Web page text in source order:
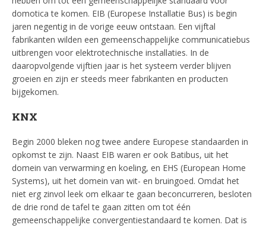
domotica te komen. EIB (Europese Installatie Bus) is begin
jaren negentig in de vorige eeuw ontstaan. Een vijftal
fabrikanten wilden een gemeenschappelijke communicatiebus
uitbrengen voor elektrotechnische installaties. In de
daaropvolgende vijftien jaar is het systeem verder blijven
groeien en zijn er steeds meer fabrikanten en producten
bijgekomen.
KNX
Begin 2000 bleken nog twee andere Europese standaarden in
opkomst te zijn. Naast EIB waren er ook Batibus, uit het
domein van verwarming en koeling, en EHS (European Home
Systems), uit het domein van wit- en bruingoed. Omdat het
niet erg zinvol leek om elkaar te gaan beconcurreren, besloten
de drie rond de tafel te gaan zitten om tot één
gemeenschappelijke convergentiestandaard te komen. Dat is